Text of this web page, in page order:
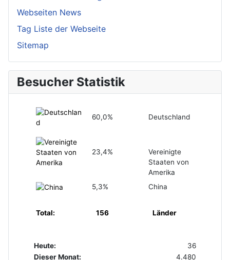
Webseiten News
Tag Liste der Webseite
Sitemap
Besucher Statistik
60,0% Deutschland
23,4%
Vereinigte
Staaten von
Amerika
5,3%
China
Total: 156 Länder
Heute:
36
Dieser Monat:
4.480